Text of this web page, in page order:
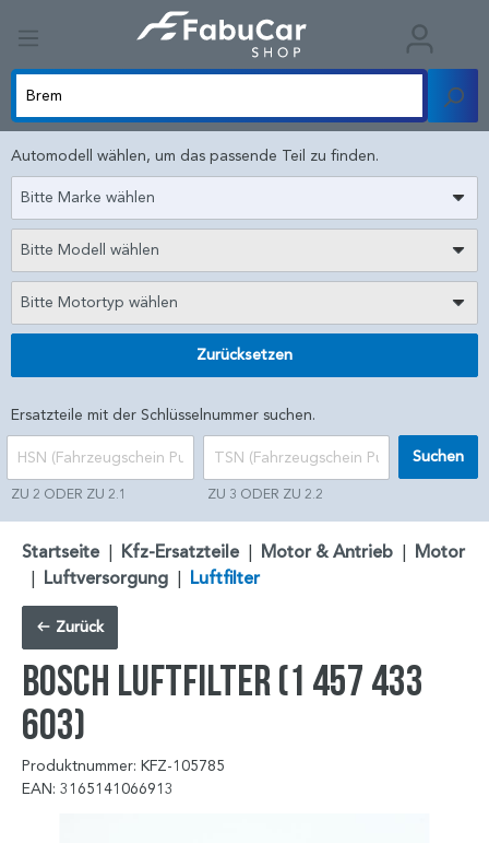
Automodell wählen, um das passende Teil zu finden.
Bitte Marke wählen
Bitte Modell wählen
Bitte Motortyp wählen
Zurücksetzen
Ersatzteile mit der Schlüsselnummer suchen.
ZU 2 ODER ZU 2.1 ZU 3 ODER ZU 2.2
Suchen
Startseite | Kfz-Ersatzteile | Motor & Antrieb | Motor
| Luftversorgung | Luftfilter
Zurück
BOSCH Luftfilter (1 457 433
603)
Produktnummer: KFZ-105785
EAN: 3165141066913